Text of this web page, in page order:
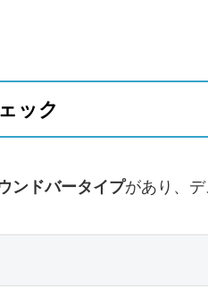
ック
ンドバータイプがあり、デ